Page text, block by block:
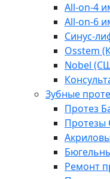
All-on-4
All-on-6
Синус-
Osstem
Nobel
Зубные
Протез
Протезы
Ремонт